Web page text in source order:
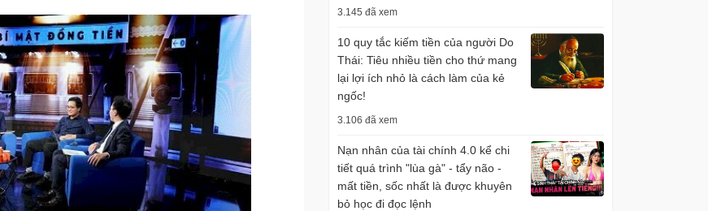
3.145 đã xem
10 quy tắc kiếm tiền của người Do
Thái: Tiêu nhiều tiền cho thứ mang
lại lợi ích nhỏ là cách làm của kẻ
ngốc!
3.106 đã xem
Nạn nhân của tài chính 4.0 kể chi
tiết quá trình "lùa gà" - tẩy não -
mất tiền, sốc nhất là được khuyên
bỏ học đi đọc lệnh